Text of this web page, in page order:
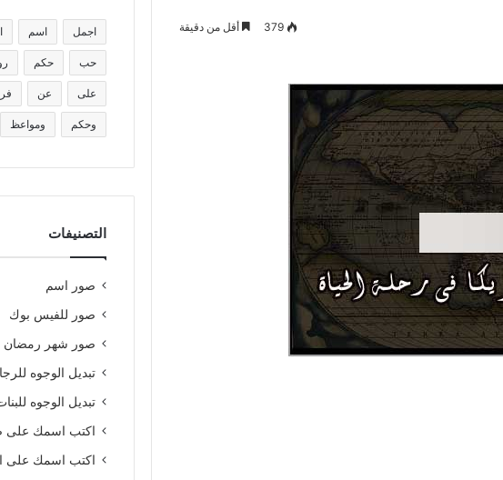
379 أقل من دقيقة اجمل اسم
حب حكم
على عن
وحكم ومواعظ
التصنيفات
صور اسم
صور للفيس بوك
صور شهر رمضان
تبديل الوجوه
تبديل الوجوه
اكتب اسمك على
اكتب اسمك على